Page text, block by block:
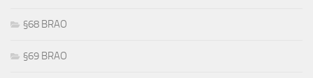
§68 BRAO
§69 BRAO